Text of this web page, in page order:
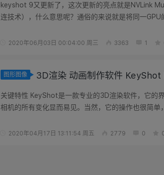
keyshot 9又更新了，这次更新的亮点就是NVLink
连技术），什么意思呢？通俗的来说就是将同一
2020年06月03日 00:04:00 周三 3363 1
图形图像 3D渲染 动画制作软件 KeyShot
关键特性 KeyShot是一款专业的3D渲染软件，它的界面很简单，渲染快速，且让材料、灯光和
相机的所有变化显而易见。当然，它的操作也很简
2020年04月17日 13:11:54 周五 2779 0